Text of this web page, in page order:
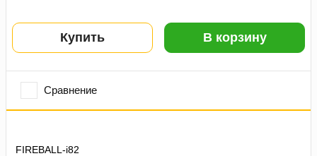
Купить В корзину
Сравнение
FIREBALL-i82